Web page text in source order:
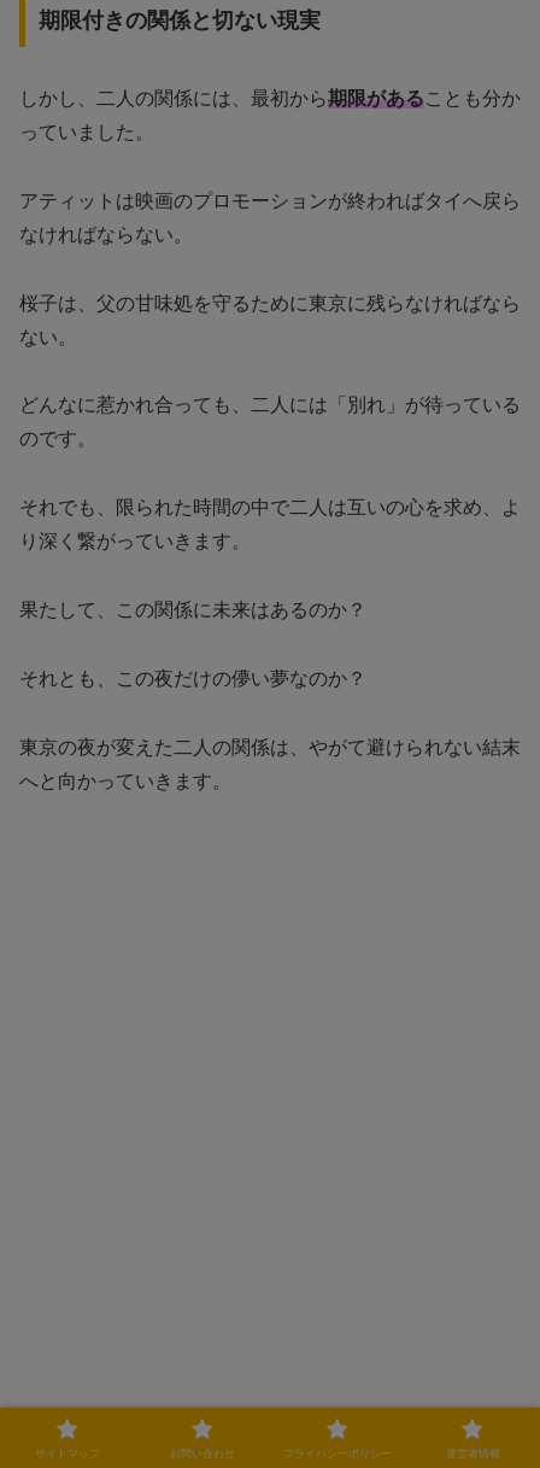
期限付きの関係と切ない現実
しかし、二人の関係には、最初から期限があることも分か
っていました。
アティットは映画のプロモーションが終わればタイへ戻ら
なければならない。
桜子は、父の甘味処を守るために東京に残らなければなら
ない。
どんなに惹かれ合っても、二人には「別れ」が待っている
のです。
それでも、限られた時間の中で二人は互いの心を求め、よ
り深く繋がっていきます。
果たして、この関係に未来はあるのか？
それとも、この夜だけの儚い夢なのか？
東京の夜が変えた二人の関係は、やがて避けられない結末
へと向かっていきます。
ドラマ「トウキョウホリデイ」あらす
サイトマップ お問い合わせ プライバシーポリシー 運営者情報